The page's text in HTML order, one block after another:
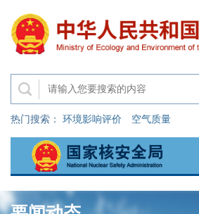
热门搜索： 环境影响评价 空气质量